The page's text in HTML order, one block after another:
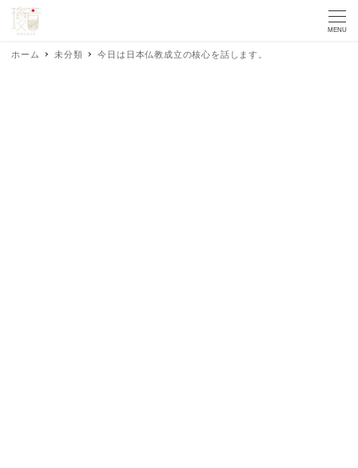
MENU
ホーム 未分類 今日は日本仏教成立の核心を話します。